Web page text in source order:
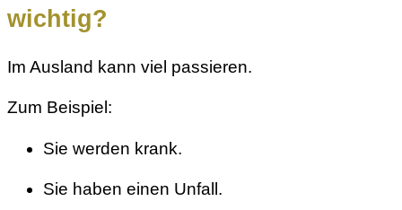
wichtig?
Im Ausland kann viel passieren.
Zum Beispiel:
Sie werden krank.
Sie haben einen Unfall.